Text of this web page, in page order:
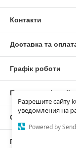
Разрешите сайту
уведомления на
Powered by
Контакти
Доставка та
Графік роботи
Повна версія сайту
Сайт створено на
Політика